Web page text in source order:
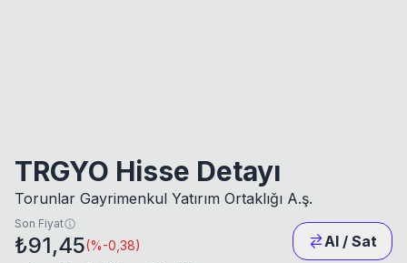
TRGYO Hisse Detayı
Torunlar Gayrimenkul Yatırım Ortaklığı A.ş.
Son Fiyat
₺91,45(%-0,38) Al / Sat